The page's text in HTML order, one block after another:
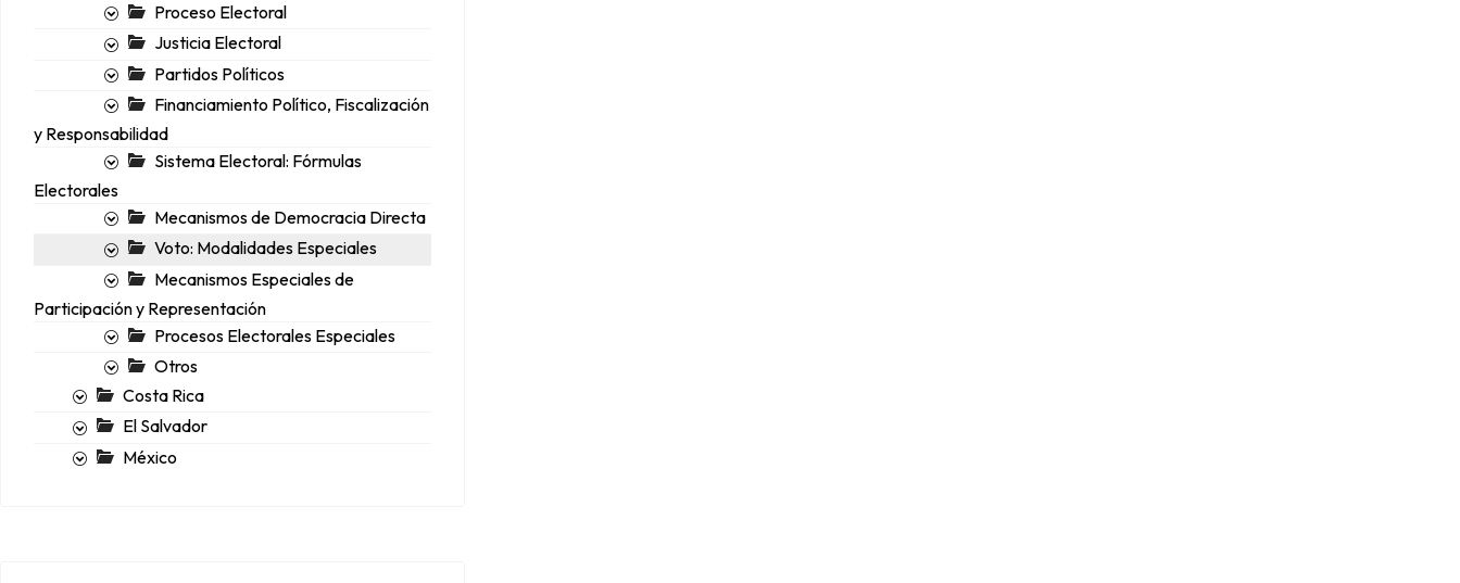
Proceso Electoral
Justicia Electoral
Partidos Políticos
Financiamiento Político, Fiscalización
y Responsabilidad
Sistema Electoral: Fórmulas
Electorales
Mecanismos de Democracia Directa
Voto: Modalidades Especiales
Mecanismos Especiales de
Participación y Representación
Procesos Electorales Especiales
Otros
Costa Rica
El Salvador
México